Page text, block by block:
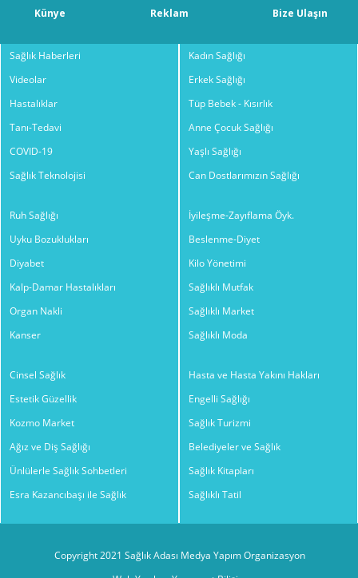
Künye Reklam Bize Ulaşın
Sağlık Haberleri
Videolar
Hastalıklar
Tanı-Tedavi
COVID-19
Sağlık Teknolojisi
Kadın Sağlığı
Erkek Sağlığı
Tüp Bebek - Kısırlık
Anne Çocuk Sağlığı
Yaşlı Sağlığı
Can Dostlarımızın Sağlığı
Ruh Sağlığı
Uyku Bozuklukları
Diyabet
Kalp-Damar Hastalıkları
Organ Nakli
Kanser
İyileşme-Zayıflama Öyk.
Beslenme-Diyet
Kilo Yönetimi
Sağlıklı Mutfak
Sağlıklı Market
Sağlıklı Moda
Cinsel Sağlık
Estetik Güzellik
Kozmo Market
Ağız ve Diş Sağlığı
Ünlülerle Sağlık Sohbetleri
Esra Kazancıbaşı ile Sağlık
Hasta ve Hasta Yakını Hakları
Engelli Sağlığı
Sağlık Turizmi
Belediyeler ve Sağlık
Sağlık Kitapları
Sağlıklı Tatil
Copyright 2021 Sağlık Adası Medya Yapım Organizasyon